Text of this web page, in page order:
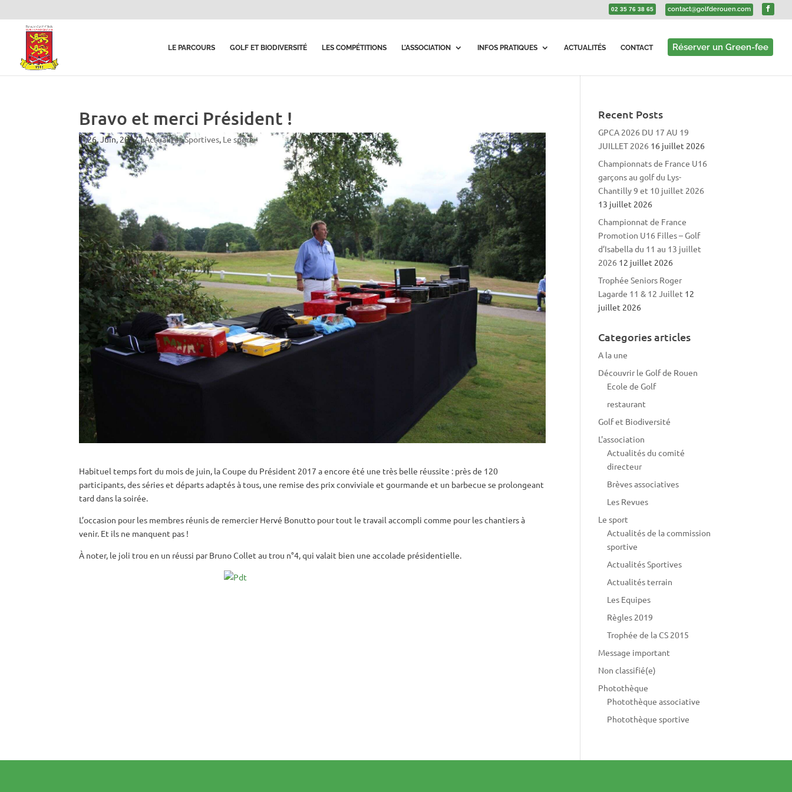
02 35 76 38 65 contact@golfderouen.com
LE PARCOURS GOLF ET BIODIVERSITÉ LES COMPÉTITIONS L’ASSOCIATION INFOS PRATIQUES ACTUALITÉS CONTACT Réserver un Green-fee
Bravo et merci Président !
26, Juin, 2017|Actualités Sportives, Le sport
Habituel temps fort du mois de juin, la Coupe du Président 2017 a encore été une très belle réussite : près de 120
participants, des séries et départs adaptés à tous, une remise des prix conviviale et gourmande et un barbecue se prolongeant
tard dans la soirée.
L’occasion pour les membres réunis de remercier Hervé Bonutto pour tout le travail accompli comme pour les chantiers à
venir. Et ils ne manquent pas !
À noter, le joli trou en un réussi par Bruno Collet au trou n°4, qui valait bien une accolade présidentielle.
Recent Posts
GPCA 2026 DU 17 AU 19
JUILLET 2026 16 juillet 2026
Championnats de France U16
garçons au golf du Lys-
Chantilly 9 et 10 juillet 2026
13 juillet 2026
Championnat de France
Promotion U16 Filles – Golf
d’Isabella du 11 au 13 juillet
2026 12 juillet 2026
Trophée Seniors Roger
Lagarde 11 & 12 Juillet 12
juillet 2026
Categories articles
A la une
Découvrir le Golf de Rouen
Ecole de Golf
restaurant
Golf et Biodiversité
L'association
Actualités du comité
directeur
Brèves associatives
Les Revues
Le sport
Actualités de la commission
sportive
Actualités Sportives
Actualités terrain
Les Equipes
Règles 2019
Trophée de la CS 2015
Message important
Non classifié(e)
Photothèque
Photothèque associative
Photothèque sportive